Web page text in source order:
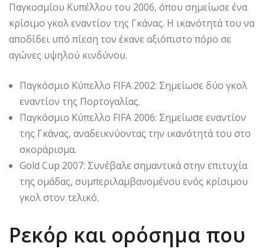
Παγκοσμίου Κυπέλλου του 2006, όπου σημείωσε ένα
κρίσιμο γκολ εναντίον της Γκάνας. Η ικανότητά του να
αποδίδει υπό πίεση τον έκανε αξιόπιστο πόρο σε
αγώνες υψηλού κινδύνου.
Παγκόσμιο Κύπελλο FIFA 2002: Σημείωσε δύο γκολ
εναντίον της Πορτογαλίας.
Παγκόσμιο Κύπελλο FIFA 2006: Σημείωσε εναντίον
της Γκάνας, αναδεικνύοντας την ικανότητά του στο
σκοράρισμα.
Gold Cup 2007: Συνέβαλε σημαντικά στην επιτυχία
της ομάδας, συμπεριλαμβανομένου ενός κρίσιμου
γκολ στον τελικό.
Ρεκόρ και ορόσημα που